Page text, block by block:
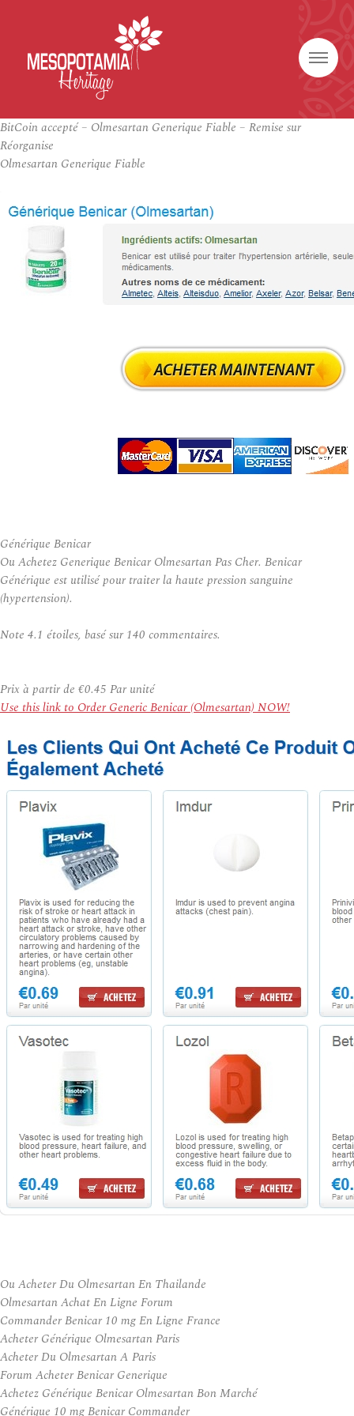
BitCoin accepté – Olmesartan Generique Fiable – Remise sur
Réorganise
Olmesartan Generique Fiable
Générique Benicar
Ou Achetez Generique Benicar Olmesartan Pas Cher. Benicar
Générique est utilisé pour traiter la haute pression sanguine
(hypertension).
Note 4.1 étoiles, basé sur 140 commentaires.
Prix à partir de €0.45 Par unité
Use this link to Order Generic Benicar (Olmesartan) NOW!
Ou Acheter Du Olmesartan En Thailande
Olmesartan Achat En Ligne Forum
Commander Benicar 10 mg En Ligne France
Acheter Générique Olmesartan Paris
Acheter Du Olmesartan A Paris
Forum Acheter Benicar Generique
Achetez Générique Benicar Olmesartan Bon Marché
Générique 10 mg Benicar Commander